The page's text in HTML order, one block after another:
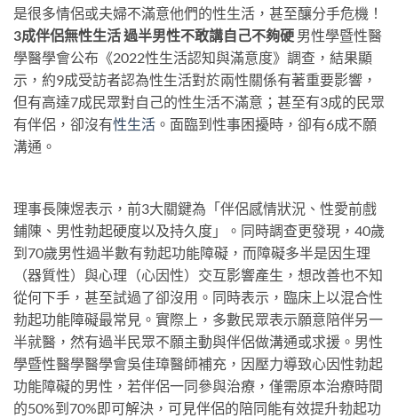
是很多情侶或夫婦不滿意他們的性生活，甚至釀分手危機！
3成伴侶無性生活 過半男性不敢講自己不夠硬 男性學暨性醫
學醫學會公布《2022性生活認知與滿意度》調查，結果顯
示，約9成受訪者認為性生活對於兩性關係有著重要影響，
但有高達7成民眾對自己的性生活不滿意；甚至有3成的民眾
有伴侶，卻沒有性生活 。面臨到性事困擾時，卻有6成不願
溝通。
理事長陳煜表示，前3大關鍵為「伴侶感情狀況、性愛前戲
鋪陳、男性勃起硬度以及持久度」。同時調查更發現，40歲
到70歲男性過半數有勃起功能障礙，而障礙多半是因生理
（器質性）與心理（心因性）交互影響產生，想改善也不知
從何下手，甚至試過了卻沒用。同時表示，臨床上以混合性
勃起功能障礙最常見。實際上，多數民眾表示願意陪伴另一
半就醫，然有過半民眾不願主動與伴侶做溝通或求援。男性
學暨性醫學醫學會吳佳璋醫師補充，因壓力導致心因性勃起
功能障礙的男性，若伴侶一同參與治療，僅需原本治療時間
的50%到70%即可解決，可見伴侶的陪同能有效提升勃起功